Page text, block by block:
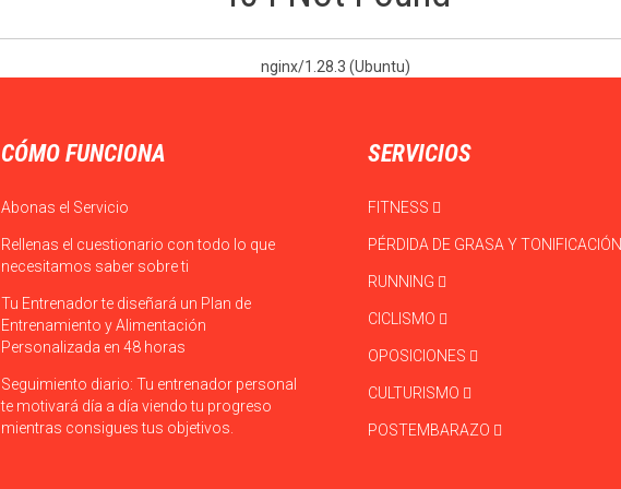
nginx/1.28.3 (Ubuntu)
CÓMO FUNCIONA
Abonas el Servicio
Rellenas el cuestionario con todo lo que
necesitamos saber sobre ti
Tu Entrenador te diseñará un Plan de
Entrenamiento y Alimentación
Personalizada en 48 horas
Seguimiento diario: Tu entrenador personal
te motivará día a día viendo tu progreso
mientras consigues tus objetivos.
SERVICIOS
FITNESS
PÉRDIDA DE GRASA Y TONIFICACIÓN
RUNNING
CICLISMO
OPOSICIONES
CULTURISMO
POSTEMBARAZO